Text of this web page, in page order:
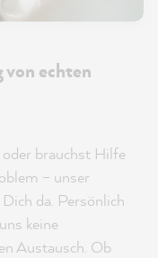
echten
brauchst Hilfe
– unser
da. Persönlich
keine
Austausch. Ob